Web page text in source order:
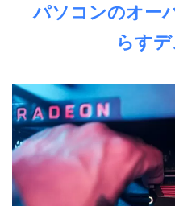
パソコンのオー
らす